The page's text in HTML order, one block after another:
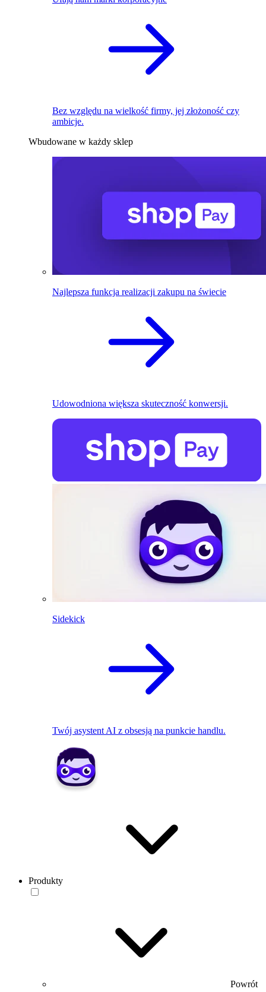
Bez względu na wielkość firmy, jej złożoność czy
ambicje.
Wbudowane w każdy sklep
Najlepsza funkcja realizacji zakupu na świecie
Udowodniona większa skuteczność konwersji.
Sidekick
Twój asystent AI z obsesją na punkcie handlu.
Produkty
Powrót